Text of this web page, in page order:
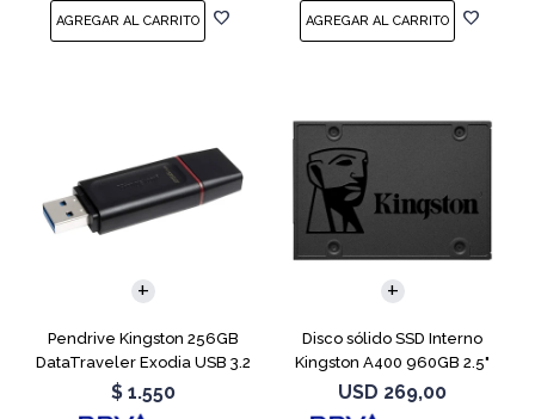
Pendrive Kingston 256GB
DataTraveler Exodia USB 3.2
$ 1.550
Disco sólido SSD Interno
Kingston A400 960GB 2.5"
SATA 3
USD 269,00